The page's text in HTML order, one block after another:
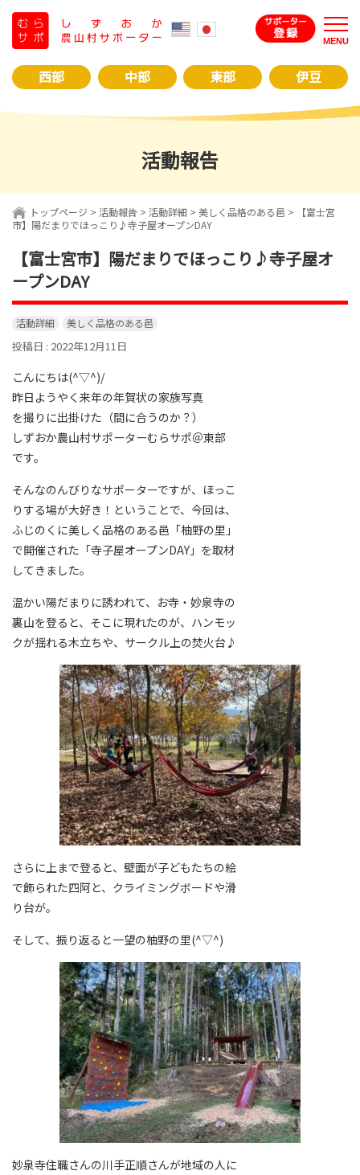
MENU
へ
プ
西部 中部 東部 伊豆
活動報告
トップページ > 活動報告 > 活動詳細 > 美しく品格のある邑 > 【富士宮
市】陽だまりでほっこり♪寺子屋オープンDAY
【富士宮市】陽だまりでほっこり♪寺子屋オ
ープンDAY
活動詳細 美しく品格のある邑
投稿日 : 2022年12月11日
こんにちは(^▽^)/
昨日ようやく来年の年賀状の家族写真
を撮りに出掛けた（間に合うのか？）
しずおか農山村サポーターむらサポ＠東部
です。
そんなのんびりなサポーターですが、ほっこ
りする場が大好き！ということで、今回は、
ふじのくに美しく品格のある邑「柚野の里」
で開催された「寺子屋オープンDAY」を取材
してきました。
温かい陽だまりに誘われて、お寺・妙泉寺の
裏山を登ると、そこに現れたのが、ハンモッ
クが揺れる木立ちや、サークル上の焚火台♪
さらに上まで登ると、壁面が子どもたちの絵
で飾られた四阿と、クライミングボードや滑
り台が。
そして、振り返ると一望の柚野の里(^▽^)
妙泉寺住職さんの川手正順さんが地域の人に